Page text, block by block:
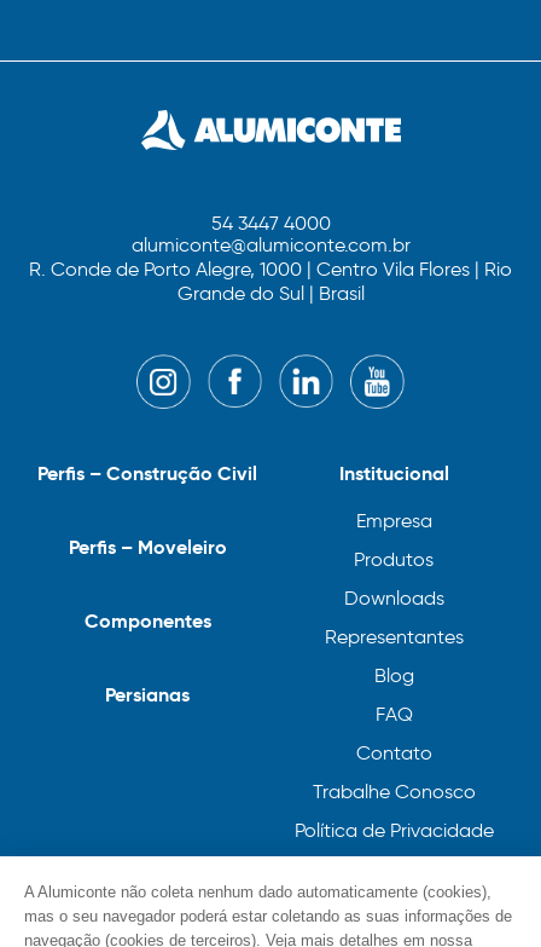
54 3447 4000
alumiconte@alumiconte.com.br
R. Conde de Porto Alegre, 1000 | Centro Vila Flores | Rio
Grande do Sul | Brasil
Institucional
Empresa
Produtos
Downloads
Representantes
Blog
FAQ
Contato
Trabalhe Conosco
Política de Privacidade
Perfis – Construção Civil
Perfis – Moveleiro
Componentes
Persianas
A Alumiconte não coleta nenhum dado automaticamente (cookies),
mas o seu navegador poderá estar coletando as suas informações de
navegação (cookies de terceiros). Veja mais detalhes em nossa